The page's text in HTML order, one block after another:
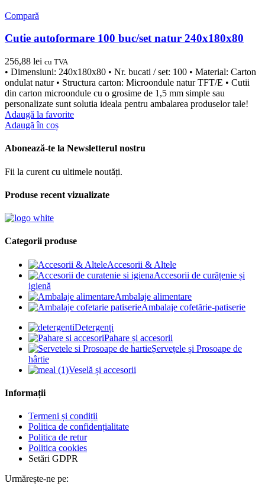
Compară
Cutie autoformare 100 buc/set natur 240x180x80
256,88 lei cu TVA
• Dimensiuni: 240x180x80 • Nr. bucati / set: 100 • Material: Carton
ondulat natur • Structura carton: Microondule natur TFT/E • Cutii
din carton microondule cu o grosime de 1,5 mm simple sau
personalizate sunt solutia ideala pentru ambalarea produselor tale!
Adaugă la favorite
Adaugă în coș
Abonează-te la Newsletterul nostru
Fii la curent cu ultimele noutăți.
Produse recent vizualizate
Categorii produse
Accesorii & Altele
Accesorii de curățenie și
igienă
Ambalaje alimentare
Ambalaje cofetărie-patiserie
Detergenți
Pahare și accesorii
Șervețele și Prosoape de
hârtie
Veselă și accesorii
Informații
Termeni și condiții
Politica de confidențialitate
Politica de retur
Politica cookies
Setări GDPR
Urmărește-ne pe: